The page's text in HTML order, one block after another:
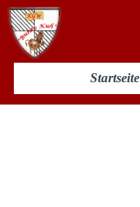
Startseite